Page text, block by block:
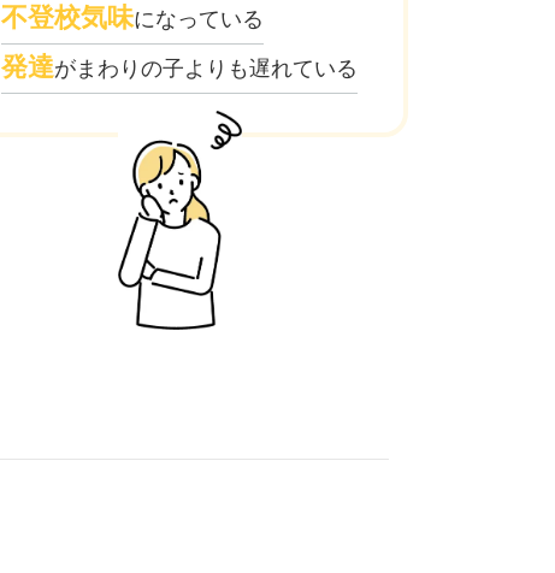
不登校気味になっている
発達がまわりの子よりも遅れている